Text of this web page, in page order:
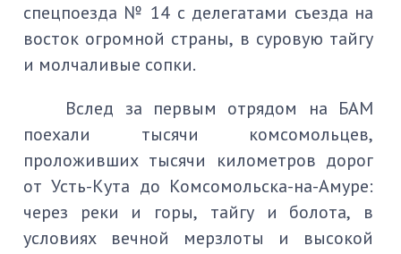
спецпоезда № 14 с делегатами съезда на
восток огромной страны, в суровую тайгу
и молчаливые сопки.
Вслед за первым отрядом на БАМ
поехали тысячи комсомольцев,
проложивших тысячи километров дорог
от Усть-Кута до Комсомольска-на-Амуре:
через реки и горы, тайгу и болота, в
условиях вечной мерзлоты и высокой